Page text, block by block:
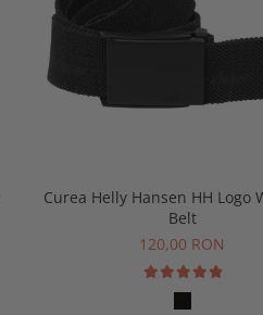
Curea Helly Hansen HH Logo
Belt
120,00 RON